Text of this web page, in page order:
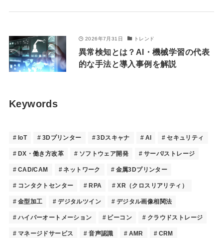
2026年7月31日 トレンド
異常検知とは？AI・機械学習の代表
的な手法と導入事例を解説
Keywords
IoT 3Dプリンター 3Dスキャナ AI セキュリティ
DX・働き方改革 ソフトウェア開発 サーバ/ストレージ
CAD/CAM ネットワーク 金属3Dプリンター
コンタクトセンター RPA XR（クロスリアリティ）
金型加工 デジタルツイン デジタル画像相関法
ハイパーオートメーション ビーコン クラウドストレージ
マネージドサービス 音声認識 AMR CRM